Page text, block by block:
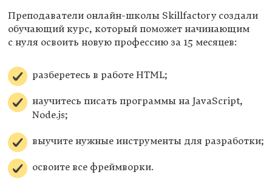
Преподаватели онлайн-школы Skillfactory создали
обучающий курс, который поможет начинающим
с нуля освоить новую профессию за 15 месяцев:
разберетесь в работе HTML;
научитесь писать программы на JavaScript,
Node.js;
выучите нужные инструменты для разработки;
освоите все фреймворки.